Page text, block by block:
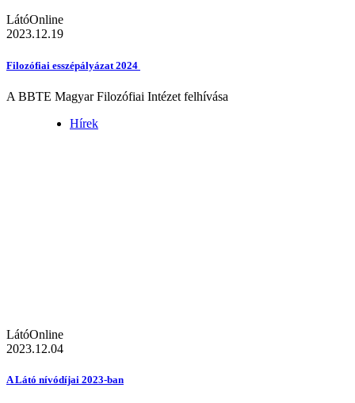
LátóOnline
2023.12.19
Filozófiai esszépályázat 2024
A BBTE Magyar Filozófiai Intézet felhívása
Hírek
LátóOnline
2023.12.04
A Látó nívódíjai 2023-ban